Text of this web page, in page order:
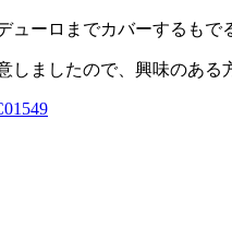
ューロまでカバーするもで
しましたので、興味のある